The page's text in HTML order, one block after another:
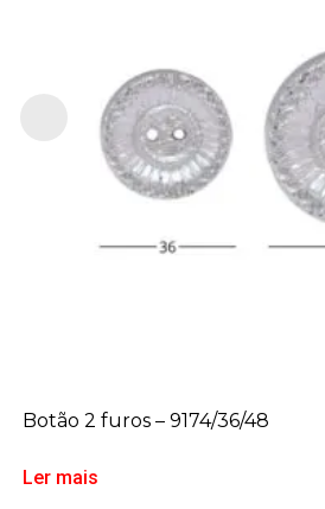
Botão 2 furos – 9174/36/48
Ler mais